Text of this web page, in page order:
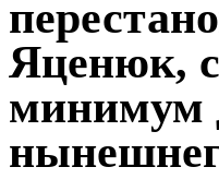
Яценюк,
минимум